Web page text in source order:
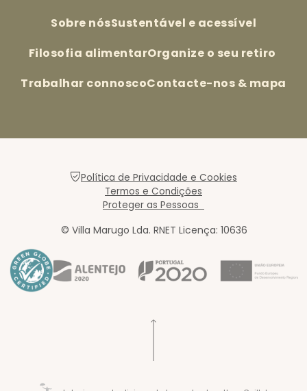
Sobre nósSustentável e acessível
Filosofia alimentarOrganize o seu retiro
Trabalhar connoscoContacte-nos & mapa
Política de Privacidade e Cookies
Termos e Condições
Proteger as Pessoas
© Villa Marugo Lda. RNET Licença: 10636